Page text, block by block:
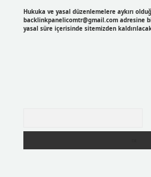
Hukuka ve yasal düzenlemelere aykırı
backlinkpanelicomtr@gmail.comadresine
yasal süre içerisinde sitemizden